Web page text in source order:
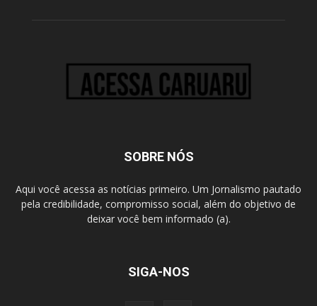
SOBRE NÓS
Aqui você acessa as notícias primeiro. Um Jornalismo pautado
pela credibilidade, compromisso social, além do objetivo de
deixar você bem informado (a).
SIGA-NOS